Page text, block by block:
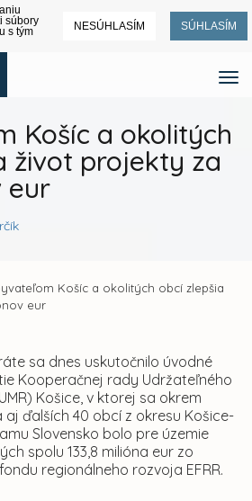
súbory
s tým
NESÚHLASÍM SÚHLASÍM
Košíc a okolitých
život projekty za
eur
Košíc a okolitých obcí zlepšia
eur
sa dnes uskutočnilo úvodné
Kooperačnej rady Udržateľného
Košice, v ktorej sa okrem
ďalších 40 obcí z okresu Košice-
Slovensko bolo pre územie
spolu 133,8 milióna eur zo
regionálneho rozvoja EFRR.